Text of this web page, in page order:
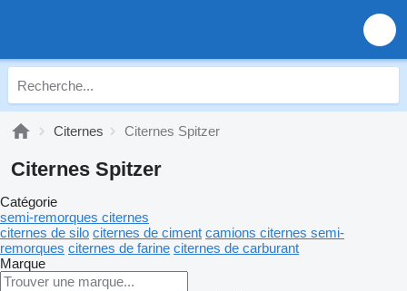
Citernes Citernes Spitzer
Citernes Spitzer
Catégorie
semi-remorques citernes
citernes de silo citernes de ciment camions citernes semi-
remorques citernes de farine citernes de carburant
Marque